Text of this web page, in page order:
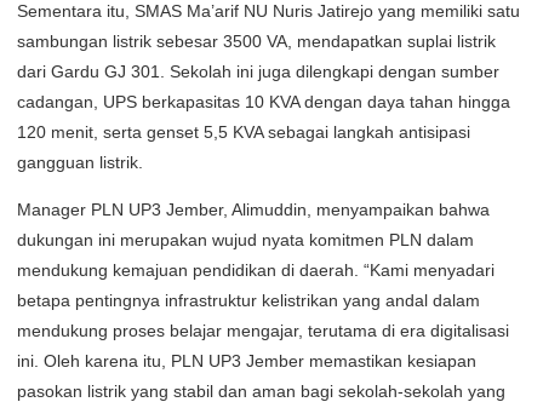
Sementara itu, SMAS Ma’arif NU Nuris Jatirejo yang memiliki satu
sambungan listrik sebesar 3500 VA, mendapatkan suplai listrik
dari Gardu GJ 301. Sekolah ini juga dilengkapi dengan sumber
cadangan, UPS berkapasitas 10 KVA dengan daya tahan hingga
120 menit, serta genset 5,5 KVA sebagai langkah antisipasi
gangguan listrik.
Manager PLN UP3 Jember, Alimuddin, menyampaikan bahwa
dukungan ini merupakan wujud nyata komitmen PLN dalam
mendukung kemajuan pendidikan di daerah. “Kami menyadari
betapa pentingnya infrastruktur kelistrikan yang andal dalam
mendukung proses belajar mengajar, terutama di era digitalisasi
ini. Oleh karena itu, PLN UP3 Jember memastikan kesiapan
pasokan listrik yang stabil dan aman bagi sekolah-sekolah yang